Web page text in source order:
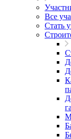
Все
Стать